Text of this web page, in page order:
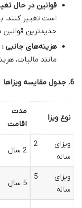
قوانین در حال
است تغییر کنند،
جدیدترین
هزینه‌های جانبی :
مانند مالیات،
6. جدول مقایسه ویزاها
نوع ویزا
مدت
اقامت
ویزای 2
ساله
2 سال
ویزای 5
ساله
5 سال